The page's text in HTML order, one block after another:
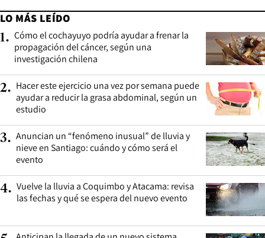
LO MÁS LEÍDO
1. Cómo el cochayuyo podría ayudar a frenar la
propagación del cáncer, según una
investigación chilena
2. Hacer este ejercicio una vez por semana puede
ayudar a reducir la grasa abdominal, según un
estudio
3. Anuncian un “fenómeno inusual” de lluvia y
nieve en Santiago: cuándo y cómo será el
evento
4. Vuelve la lluvia a Coquimbo y Atacama: revisa
las fechas y qué se espera del nuevo evento